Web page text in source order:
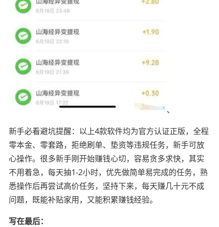
、
新手必看避坑提醒：以上4款软件均为官方认证正版，全程
零本金、零套路，拒绝刷单、垫资等违规任务，新手可放
心操作。很多新手刚开始赚钱心切，容易贪多求快，其实
不用着急，每天抽1-2小时，优先做简单易完成的任务，熟
悉操作后再尝试高价任务，坚持下来，每天赚几十元不成
问题，既能补贴家用，又能积累赚钱经验。
写在最后：